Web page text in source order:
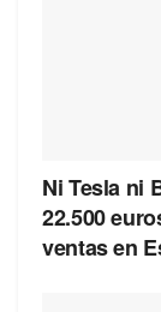
Ni Tesla ni
22.500
ventas en